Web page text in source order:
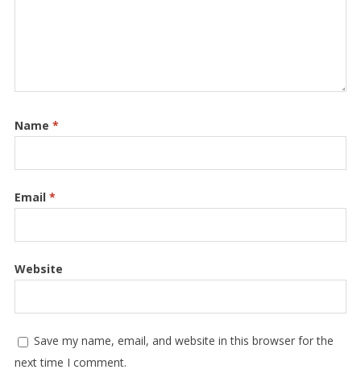
Name *
Email *
Website
Save my name, email, and website in this browser for the
next time I comment.